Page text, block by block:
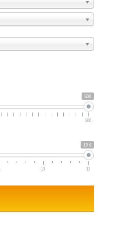
500
500
13 €
13 13